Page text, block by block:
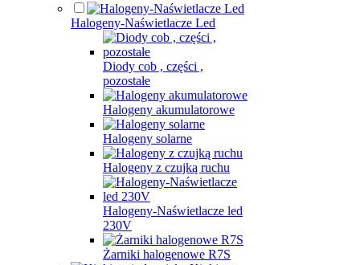
Halogeny-Naświetlacze Led
Diody cob , części ,
pozostałe
Halogeny akumulatorowe
Halogeny solarne
Halogeny z czujką ruchu
Halogeny-Naświetlacze led
230V
Żarniki halogenowe R7S